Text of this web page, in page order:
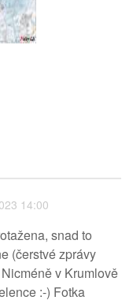
14:00
snad to
(čerstvé zprávy
v Krumlově
:-) Fotka